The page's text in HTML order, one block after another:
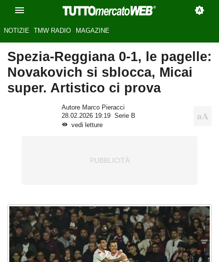
NOTIZIE TMW RADIO MAGAZINE
Spezia-Reggiana 0-1, le pagelle:
Novakovich si sblocca, Micai
super. Artistico ci prova
Autore Marco Pieracci
28.02.2026 19:19
Serie B
vedi letture